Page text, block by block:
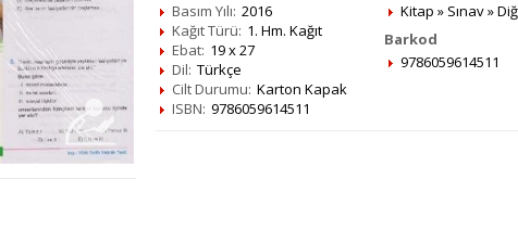
Basım Yılı: 2016
Kağıt Türü: 1. Hm. Kağıt
Ebat: 19 x 27
Dil: Türkçe
Cilt Durumu: Karton Kapak
ISBN: 9786059614511
Kitap » Sınav»
Barkod
9786059614511